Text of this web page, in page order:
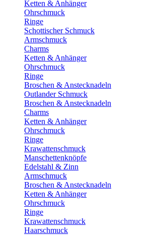
Ketten & Anhänger
Ohrschmuck
Ringe
Schottischer Schmuck
Armschmuck
Charms
Ketten & Anhänger
Ohrschmuck
Ringe
Broschen & Anstecknadeln
Outlander Schmuck
Broschen & Anstecknadeln
Charms
Ketten & Anhänger
Ohrschmuck
Ringe
Krawattenschmuck
Manschettenknöpfe
Edelstahl & Zinn
Armschmuck
Broschen & Anstecknadeln
Ketten & Anhänger
Ohrschmuck
Ringe
Krawattenschmuck
Haarschmuck